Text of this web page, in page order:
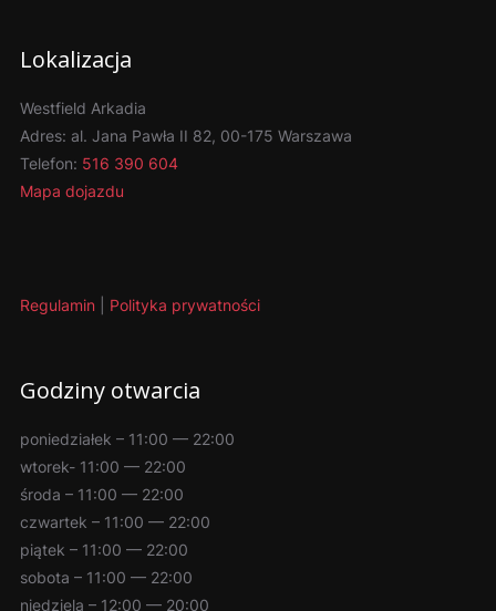
Lokalizacja
Westfield Arkadia
Adres: al. Jana Pawła II 82, 00-175 Warszawa
Telefon: 516 390 604
Mapa dojazdu
Regulamin| Polityka prywatności
Godziny otwarcia
poniedziałek – 11:00 — 22:00
wtorek- 11:00 — 22:00
środa – 11:00 — 22:00
czwartek – 11:00 — 22:00
piątek – 11:00 — 22:00
sobota – 11:00 — 22:00
niedziela – 12:00 — 20:00